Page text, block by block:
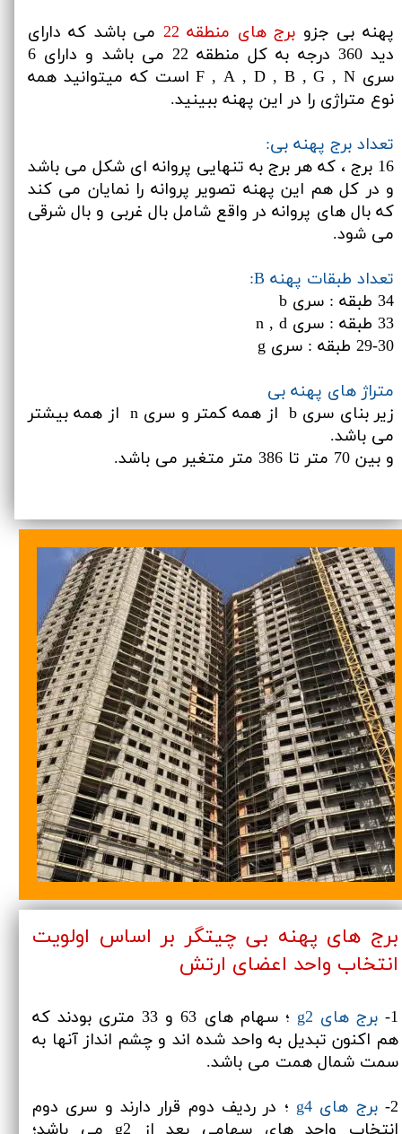
برج های پهنه بی چیتگر بر اساس اولویت
انتخاب واحد اعضای ارتش
1- برج های g2
؛ سهام های 63 و 33 متری بودند که
هم اکنون تبدیل به واحد شده اند و چشم انداز آنها به
سمت شمال همت می باشد.
2- برج های g4
؛ در ردیف دوم قرار دارند و سری دوم
پهنه بی جزو برج های منطقه 22
می باشد که دارای
دید 360 درجه به کل منطقه 22 می باشد و دارای 6
سری F , A , D , B , G , N است که میتوانید همه
نوع متراژی را در این پهنه ببینید.
تعداد برج پهنه بی:
16 برج ، که هر برج به تنهایی پروانه ای شکل می باشد
و در کل هم این پهنه تصویر پروانه را نمایان می کند
که بال های پروانه در واقع شامل بال غربی و بال شرقی
می شود.
تعداد طبقات پهنه B:
34 طبقه : سری b
33 طبقه : سری n , d
29-30 طبقه : سری g
متراژ های پهنه بی
زیر بنای سری b از همه کمتر و سری n از همه بیشتر
می باشد.
و بین 70 متر تا 386 متر متغیر می باشد.